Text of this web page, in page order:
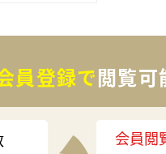
員登録で閲覧可
会員閲